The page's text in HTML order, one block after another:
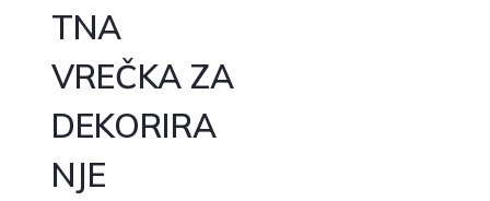
TNA
VREČKA ZA
DEKORIRA
NJE